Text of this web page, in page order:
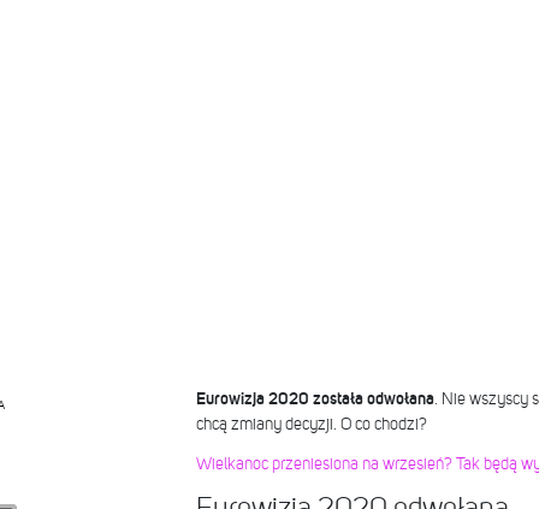
Eurowizja 2020 została odwołana. Nie wszyscy
chcą zmiany decyzji. O co chodzi?
Wielkanoc przeniesiona na wrzesień? Tak będą